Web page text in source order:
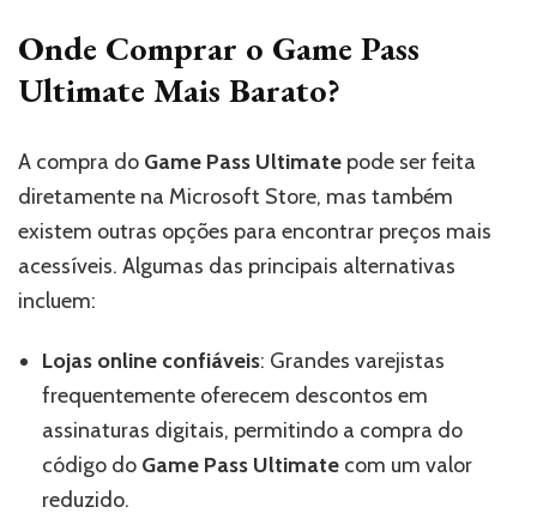
Onde Comprar o Game Pass
Ultimate Mais Barato?
A compra do Game Pass Ultimate pode ser feita
diretamente na Microsoft Store, mas também
existem outras opções para encontrar preços mais
acessíveis. Algumas das principais alternativas
incluem:
Lojas online confiáveis: Grandes varejistas
frequentemente oferecem descontos em
assinaturas digitais, permitindo a compra do
código do Game Pass Ultimate com um valor
reduzido.